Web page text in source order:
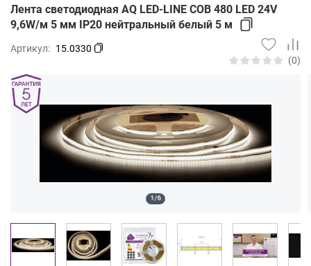
Лента светодиодная AQ LED-LINE COB 480 LED 24V
9,6W/м 5 мм IP20 нейтральный белый 5 м
Артикул: 15.0330
(0)
1/6